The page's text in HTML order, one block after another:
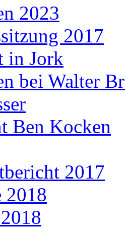
2023
2017
in Jork
bei Walter
Ben Kocken
2017
2018